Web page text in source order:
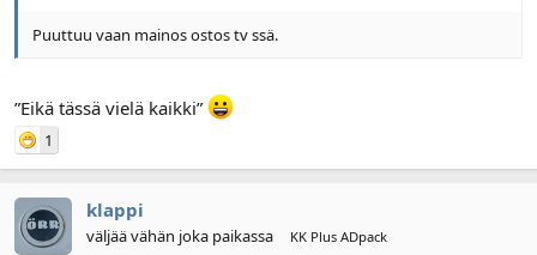
Puuttuu vaan mainos ostos tv ssä.
”Eikä tässä vielä kaikki”
1
klappi
väljää vähän joka paikassa KK Plus ADpack